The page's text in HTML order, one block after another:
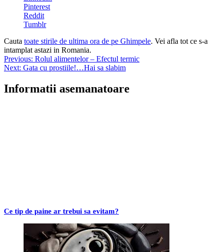
Pinterest
Reddit
Tumblr
Cauta toate stirile de ultima ora de pe Ghimpele. Vei afla tot ce s-a
intamplat astazi in Romania.
Navigare
în
articole
Previous: Rolul alimentelor – Efectul termic
Next: Gata cu prostiile!…Hai sa slabim
Informatii asemanatoare
Ce tip de paine ar trebui sa evitam?